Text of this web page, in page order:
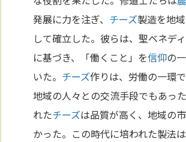
発展に力を注ぎ、 チーズ製造を地
して確立した。彼らは、聖ベネデ
に基づき、「働くこと」を信仰の
いた。 チーズ作りは、労働の一環
地域の人々との交流手段でもあっ
れたチーズは品質が高く、地域の
かった。この時代に培われた製法